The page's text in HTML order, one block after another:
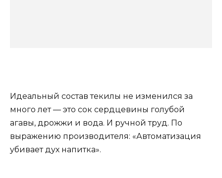
Идеальный состав текилы не изменился за
много лет — это сок сердцевины голубой
агавы, дрожжи и вода. И ручной труд. По
выражению производителя: «Автоматизация
убивает дух напитка».